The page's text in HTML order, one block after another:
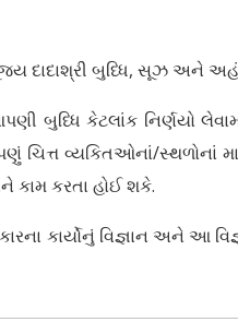
દાદાશ્રી બુધ્ધિ, સૂઝ અને
બુધ્ધિ કેટલાંક નિર્ણયો
વ્યકિતઓનાં/સ્થળોનાં
કામ કરતા હોઈ શકે.
કાર્યોનું વિજ્ઞાન અને